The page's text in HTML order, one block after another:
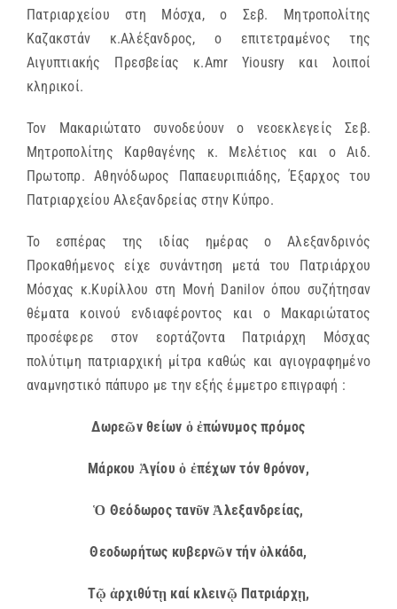
Πατριαρχείου στη Μόσχα, ο Σεβ. Μητροπολίτης
Καζακστάν κ.Αλέξανδρος, ο επιτετραμένος της
Αιγυπτιακής Πρεσβείας κ.Amr Yiousry και λοιποί
κληρικοί.
Τον Μακαριώτατο συνοδεύουν ο νεοεκλεγείς Σεβ.
Μητροπολίτης Καρθαγένης κ. Μελέτιος και ο Αιδ.
Πρωτοπρ. Αθηνόδωρος Παπαευριπιάδης, Έξαρχος του
Πατριαρχείου Αλεξανδρείας στην Κύπρο.
To εσπέρας της ιδίας ημέρας ο Αλεξανδρινός
Προκαθήμενος είχε συνάντηση μετά του Πατριάρχου
Μόσχας κ.Κυρίλλου στη Μονή Danilov όπου συζήτησαν
θέματα κοινού ενδιαφέροντος και ο Μακαριώτατος
προσέφερε στον εορτάζοντα Πατριάρχη Μόσχας
πολύτιμη πατριαρχική μίτρα καθώς και αγιογραφημένο
αναμνηστικό πάπυρο με την εξής έμμετρο επιγραφή :
Δωρεῶν θείων ὁ ἐπώνυμος πρόμος
Μάρκου Ἁγίου ὁ ἐπέχων τόν θρόνον,
Ὁ Θεόδωρος τανῦν Ἀλεξανδρείας,
Θεοδωρήτως κυβερνῶν τήν ὀλκάδα,
Τῷ ἀρχιθύτῃ καί κλεινῷ Πατριάρχῃ,